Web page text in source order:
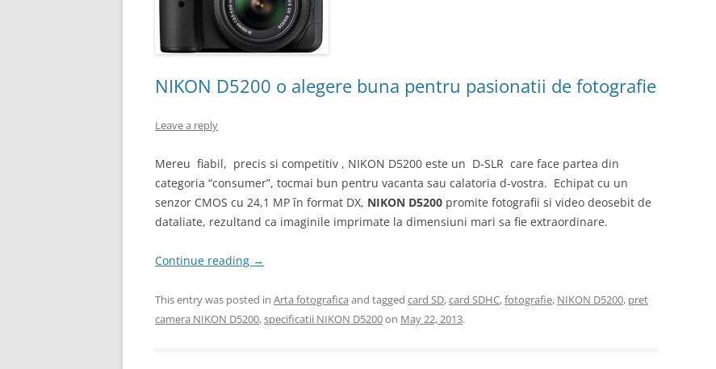
NIKON D5200 o alegere buna pentru pasionatii de fotografie
Leave a reply
Mereu fiabil, precis si competitiv , NIKON D5200 este un D-SLR care face partea din
categoria “consumer”, tocmai bun pentru vacanta sau calatoria d-vostra. Echipat cu un
senzor CMOS cu 24,1 MP în format DX, NIKON D5200 promite fotografii si video deosebit de
dataliate, rezultand ca imaginile imprimate la dimensiuni mari sa fie extraordinare.
Continue reading →
This entry was posted in Arta fotografica and tagged card SD,card SDHC,fotografie, NIKON D5200, pret
camera NIKON D5200,specificatii NIKON D5200on May 22, 2013.